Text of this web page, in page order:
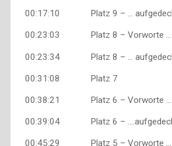
00:17:10 Platz 9 – …
00:23:03 Platz 8 – Vorworte …
00:23:34 Platz 8 – …
00:31:08 Platz 7
00:38:21 Platz 6 – Vorworte …
00:39:04 Platz 6 –
00:45:29 Platz 5 – Vorworte …